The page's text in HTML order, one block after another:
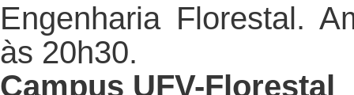
Engenharia Florestal.
às 20h30.
Campus UFV-Florestal